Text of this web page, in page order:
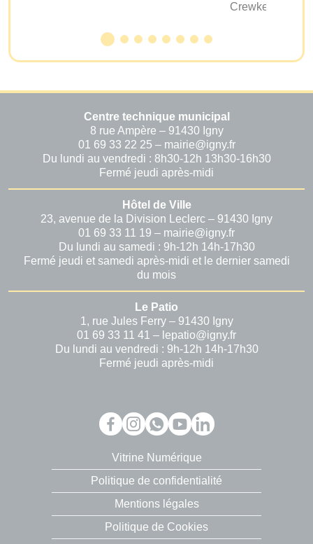
Crewkerne
Centre technique municipal
8 rue Ampère – 91430 Igny
01 69 33 22 25 – mairie@igny.fr
Du lundi au vendredi : 8h30-12h 13h30-16h30
Fermé jeudi après-midi
Hôtel de Ville
23, avenue de la Division Leclerc – 91430 Igny
01 69 33 11 19 – mairie@igny.fr
Du lundi au samedi : 9h-12h 14h-17h30
Fermé jeudi et samedi après-midi et le dernier samedi
du mois
Le Patio
1, rue Jules Ferry – 91430 Igny
01 69 33 11 41 – lepatio@igny.fr
Du lundi au vendredi : 9h-12h 14h-17h30
Fermé jeudi après-midi
Vitrine Numérique
Politique de confidentialité
Mentions légales
Politique de Cookies